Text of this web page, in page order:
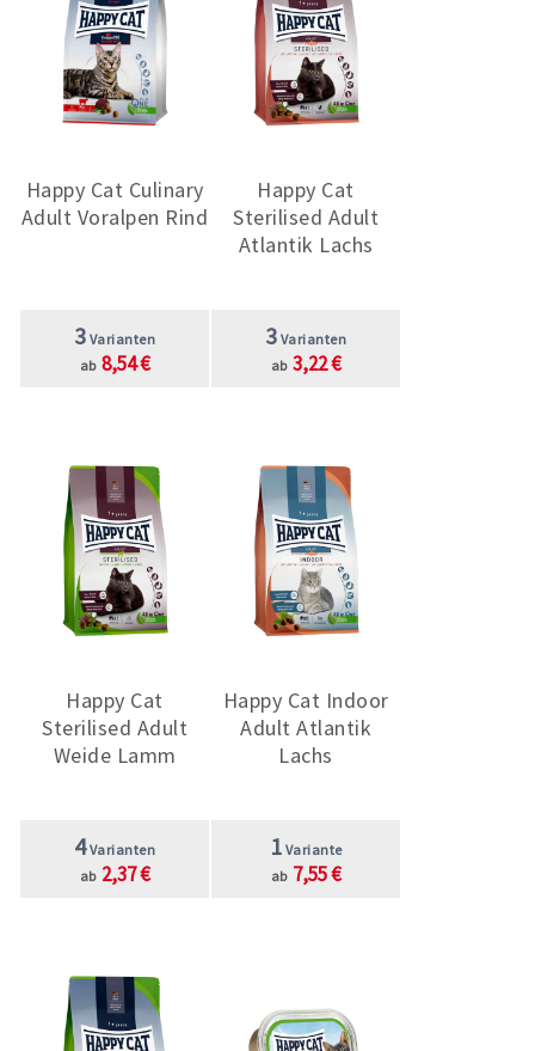
Happy Cat Culinary
Adult Voralpen Rind
3 Varianten
ab 8,54 €
Happy Cat
Sterilised Adult
Atlantik Lachs
3 Varianten
ab 3,22 €
Happy Cat
Sterilised Adult
Weide Lamm
4Varianten
ab 2,37 €
Happy Cat Indoor
Adult Atlantik
Lachs
1 Variante
ab 7,55 €